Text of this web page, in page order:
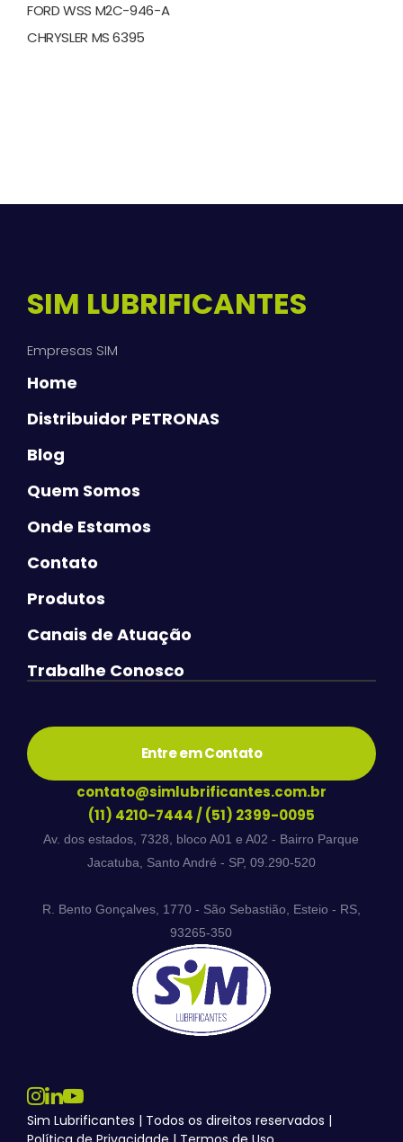
FORD WSS M2C-946-A
CHRYSLER MS 6395
SIM LUBRIFICANTES
Empresas SIM
Home
Distribuidor PETRONAS
Blog
Quem Somos
Onde Estamos
Contato
Produtos
Canais de Atuação
Trabalhe Conosco
Entre em Contato
contato@simlubrificantes.com.br
(11) 4210-7444 / (51) 2399-0095
Av. dos estados, 7328, bloco A01 e A02 - Bairro Parque
Jacatuba, Santo André - SP, 09.290-520
R. Bento Gonçalves, 1770 - São Sebastião, Esteio - RS,
93265-350
Sim Lubrificantes | Todos os direitos reservados |